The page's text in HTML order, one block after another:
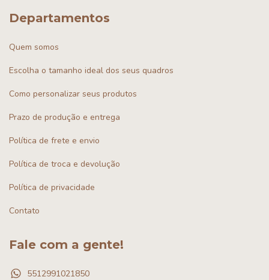
Departamentos
Quem somos
Escolha o tamanho ideal dos seus quadros
Como personalizar seus produtos
Prazo de produção e entrega
Política de frete e envio
Política de troca e devolução
Política de privacidade
Contato
Fale com a gente!
5512991021850